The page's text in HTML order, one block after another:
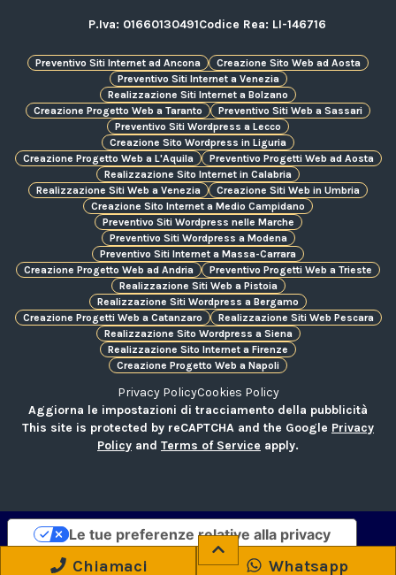
P.Iva: 01660130491Codice Rea: LI-146716
Preventivo Siti Internet ad Ancona
Creazione Sito Web ad Aosta
Preventivo Siti Internet a Venezia
Realizzazione Siti Internet a Bolzano
Creazione Progetto Web a Taranto
Preventivo Siti Web a Sassari
Preventivo Siti Wordpress a Lecco
Creazione Sito Wordpress in Liguria
Creazione Progetto Web a L'Aquila
Preventivo Progetti Web ad Aosta
Realizzazione Sito Internet in Calabria
Realizzazione Siti Web a Venezia
Creazione Siti Web in Umbria
Creazione Sito Internet a Medio Campidano
Preventivo Siti Wordpress nelle Marche
Preventivo Siti Wordpress a Modena
Preventivo Siti Internet a Massa-Carrara
Creazione Progetto Web ad Andria
Preventivo Progetti Web a Trieste
Realizzazione Siti Web a Pistoia
Realizzazione Siti Wordpress a Bergamo
Creazione Progetti Web a Catanzaro
Realizzazione Siti Web Pescara
Realizzazione Sito Wordpress a Siena
Realizzazione Sito Internet a Firenze
Creazione Progetto Web a Napoli
Privacy PolicyCookies Policy
Aggiorna le impostazioni di tracciamento della pubblicità
This site is protected by reCAPTCHA and the Google Privacy
Policy and Terms of Service apply.
Chiamaci Whatsapp
Informativa sulla raccolta
Le tue preferenze relative alla privacy